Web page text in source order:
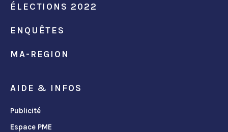
ÉLECTIONS 2022
ENQUÊTES
MA-REGION
AIDE & INFOS
Publicité
Espace PME